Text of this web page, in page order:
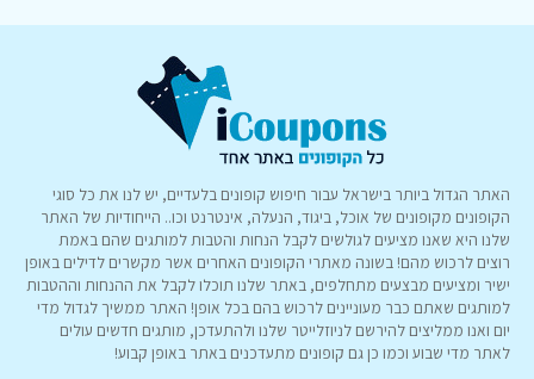
האתר הגדול ביותר בישראל עבור חיפוש קופונים בלעדיים, יש לנו את כל סוגי
הקופונים מקופונים של אוכל, ביגוד, הנעלה, אינטרנט וכו.. הייחודיות של האתר
שלנו היא שאנו מציעים לגולשים לקבל הנחות והטבות למותגים שהם באמת
רוצים לרכוש מהם! בשונה מאתרי הקופונים האחרים אשר מקשרים לדילים באופן
ישיר ומציעים מבצעים מתחלפים, באתר שלנו תוכלו לקבל את ההנחות וההטבות
למותגים שאתם כבר מעוניינים לרכוש בהם בכל אופן! האתר ממשיך לגדול מדי
יום ואנו ממליצים להירשם לניוזלייטר שלנו ולהתעדכן, מותגים חדשים עולים
לאתר מדי שבוע וכמו כן גם קופונים מתעדכנים באתר באופן קבוע!